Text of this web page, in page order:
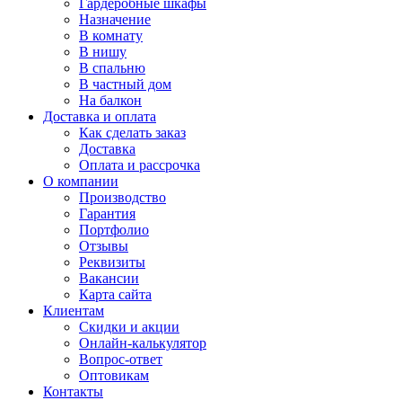
Гардеробные шкафы
Назначение
В комнату
В нишу
В спальню
В частный дом
На балкон
Доставка и оплата
Как сделать заказ
Доставка
Оплата и рассрочка
О компании
Производство
Гарантия
Портфолио
Отзывы
Реквизиты
Вакансии
Карта сайта
Клиентам
Скидки и акции
Онлайн-калькулятор
Вопрос-ответ
Оптовикам
Контакты